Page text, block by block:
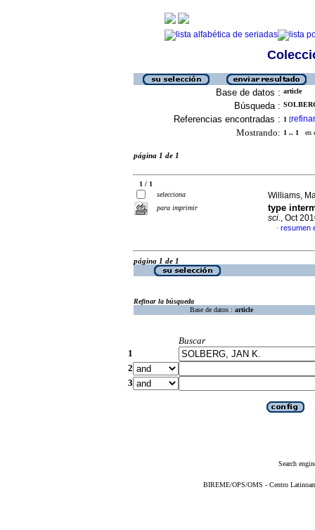
Base de datos : article
Búsqueda :
Referencias encontradas : 1 [refinar
Mostrando: 1 .. 1 en
página 1 de 1
1 / 1
selecciona
para imprimir
Williams,
type
sci. , Oct
· resumen
página 1 de 1
Refinar la búsqueda
Base de datos : article
Buscar
1
2
3
Search
BIREME/OPS/OMS - Centro